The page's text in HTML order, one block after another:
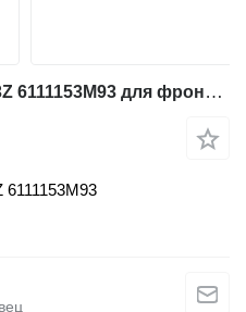
Гидронасос Terex 7993303Z 6111153M93 для фронтального погрузчика Terex 860
6111153M93